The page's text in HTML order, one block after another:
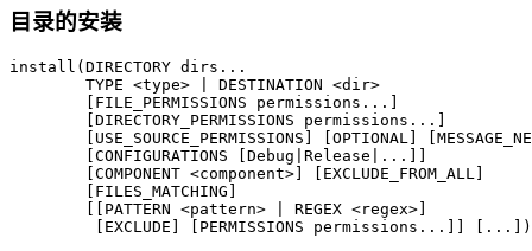
目录的安装
install(DIRECTORY dirs...
        TYPE <type> | DESTINATION <dir>
        [FILE_PERMISSIONS permissions...]
        [DIRECTORY_PERMISSIONS permissions...]
[USE_SOURCE_PERMISSIONS] [OPTIONAL]
        [CONFIGURATIONS [Debug|Release|...]]
        [COMPONENT <component>] [EXCLUDE_FROM_ALL]
        [FILES_MATCHING]
        [[PATTERN <pattern> | REGEX <regex>]